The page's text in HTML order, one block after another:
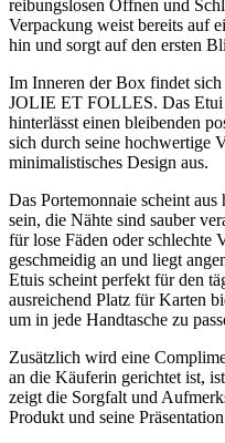
reibungslosen Öffnen und
Verpackung weist bereits auf
hin und sorgt auf den ersten
Im Inneren der Box findet
JOLIE ET FOLLES. Das Etui
hinterlässt einen bleibenden
sich durch seine hochwertige
minimalistisches Design aus.
Das Portemonnaie scheint
sein, die Nähte sind sauber
für lose Fäden oder schlechte
geschmeidig an und liegt
Etuis scheint perfekt für den
ausreichend Platz für Karten
um in jede Handtasche zu
Zusätzlich wird eine
an die Käuferin gerichtet ist,
zeigt die Sorgfalt und
Produkt und seine